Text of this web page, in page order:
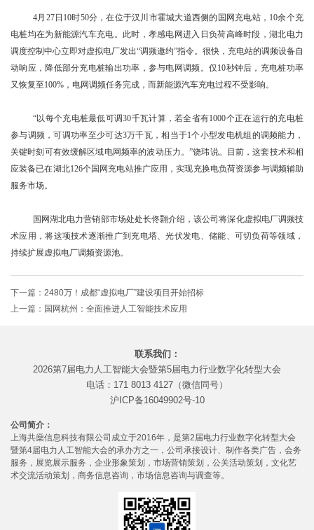
4月27日10时50分，在位于汉川市霍城大道西侧的国网充电站，10余个充
电桩均在为新能源汽车充电。此时，孝感电网进入日负荷高峰时段，湖北电力
调度控制中心立即对虚拟电厂发出“调频邀约”指令。很快，充电站的调频设备自
动响应，降低部分充电桩输出功率，参与电网调频。仅10秒钟后，充电桩功率
又恢复至100%，电网调频任务完成，而新能源汽车充电过程不受影响。
“以每个充电桩最低可调30千瓦计算，若全省有1000个正在运行的充电桩
参与调频，可调功率至少可达3万千瓦，相当于1个小型发电机组的调频能力，
关键时刻可有效缓解区域电网频率的波动压力。”饶玮说。目前，这套技术和相
应装备已在湖北126个国网充电站推广应用，实现充换电负荷资源参与调频辅助
服务市场。
国网湖北电力营销部市场处处长佟翾介绍，该公司将深化虚拟电厂调频技
术应用，将这项技术逐渐推广到充电塔、光伏发电、储能、可切负荷等领域，
持续扩展虚拟电厂调频资源池。
下一篇： 2480万！成都“虚拟电厂”建设项目开始招标
上一篇： 国网杭州：全面推进人工智能技术应用
联系我们：
2026第7届电力人工智能大会暨第5届电力行业数字化转型大会
电话：171 8013 4127（微信同号）
沪ICP备16049902号-10
公司简介：
上海共燊信息科技有限公司成立于2016年，是第2届电力行业数字化转型大会
暨第4届电力人工智能大会的承办方之一，公司承接设计、制作各类广告，会务
服务，展览展示服务，企业形象策划，市场营销策划，公关活动策划，文化艺
术交流活动策划，商务信息咨询，市场信息咨询与调查等。